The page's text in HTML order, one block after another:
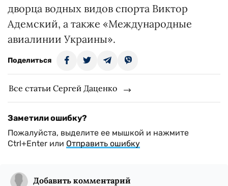
дворца водных видов спорта Виктор
Адемский, а также «Международные
авиалинии Украины».
Поделиться
Все статьи Сергей Даценко
Заметили ошибку?
Пожалуйста, выделите ее мышкой и нажмите
Ctrl+Enter или Отправить ошибку
Добавить комментарий